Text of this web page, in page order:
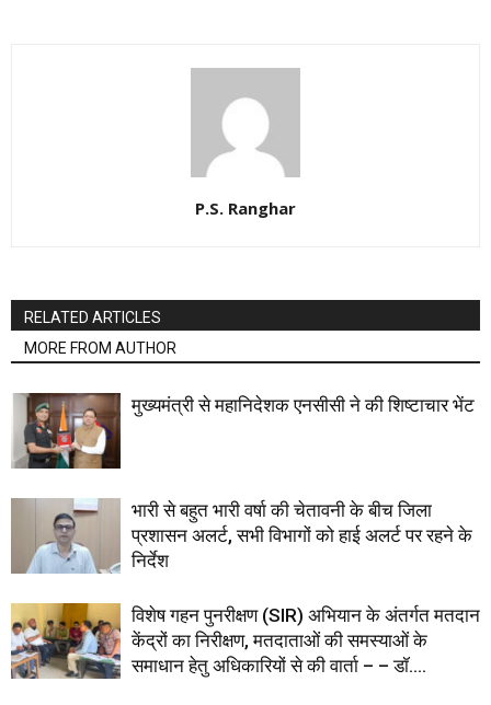
P.S. Ranghar
RELATED ARTICLES
MORE FROM AUTHOR
मुख्यमंत्री से महानिदेशक एनसीसी ने की शिष्टाचार भेंट
भारी से बहुत भारी वर्षा की चेतावनी के बीच जिला
प्रशासन अलर्ट, सभी विभागों को हाई अलर्ट पर रहने के
निर्देश
विशेष गहन पुनरीक्षण (SIR) अभियान के अंतर्गत मतदान
केंद्रों का निरीक्षण, मतदाताओं की समस्याओं के
समाधान हेतु अधिकारियों से की वार्ता – – डॉ....